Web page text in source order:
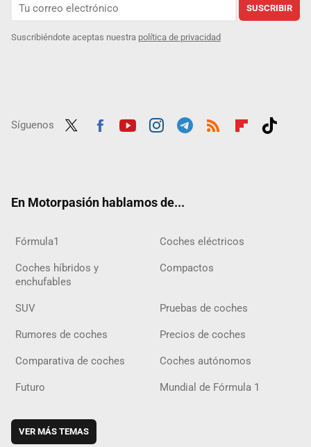
SUSCRIBIR
Suscribiéndote aceptas nuestra política de privacidad
Síguenos
En Motorpasión hablamos de...
Fórmula1 Coches eléctricos
Coches híbridos y
enchufables
Compactos
SUV Pruebas de coches
Rumores de coches Precios de coches
Comparativa de coches Coches autónomos
Futuro Mundial de Fórmula 1
VER MÁS TEMAS